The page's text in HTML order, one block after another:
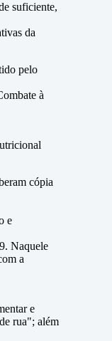
suficiente,
da
pelo
à
cópia
e
Naquele
a
e
rua"; além